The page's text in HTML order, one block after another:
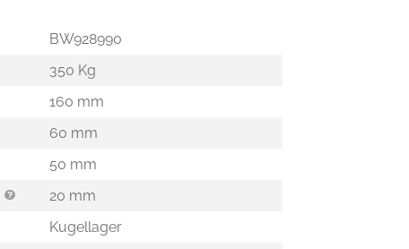
BW928990
350 Kg
160 mm
60 mm
50 mm
20 mm
Kugellager